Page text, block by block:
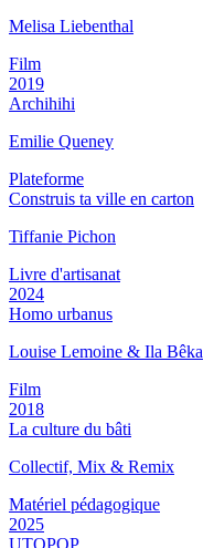
Melisa Liebenthal
Film
2019
Archihihi
Emilie Queney
Plateforme
Construis ta ville en carton
Tiffanie Pichon
Livre d'artisanat
2024
Homo urbanus
Louise Lemoine & Ila Bêka
Film
2018
La culture du bâti
Collectif, Mix & Remix
Matériel pédagogique
2025